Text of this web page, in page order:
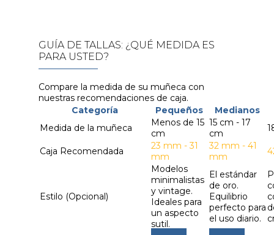
GUÍA DE TALLAS: ¿QUÉ MEDIDA ES
PARA USTED?
Compare la medida de su muñeca con
nuestras recomendaciones de caja.
Categoría
Pequeños
Medianos
Medida de la muñeca
Menos de 15
cm
15 cm - 17
cm
Caja Recomendada
23 mm - 31
mm
32 mm - 41
mm
Estilo (Opcional)
Modelos
minimalistas
y vintage.
Ideales para
un aspecto
sutil.
El estándar
de oro.
Equilibrio
perfecto para
el uso diario.